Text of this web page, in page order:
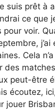
suis prêt à
ce que
voir.
Cela
des
peut-être
écoutez,
jouer